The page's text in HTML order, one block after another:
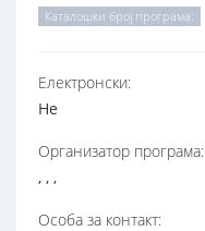
Каталошки број програма:
Електронски:
Не
Организатор програма:
, , ,
Особа за контакт: